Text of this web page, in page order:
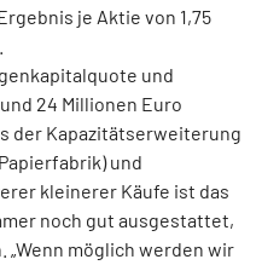
je Aktie von 1,75
und
24 Millionen Euro
der Kapazitätserweiterung
und
kleinerer Käufe ist das
noch gut ausgestattet,
„Wenn möglich werden wir